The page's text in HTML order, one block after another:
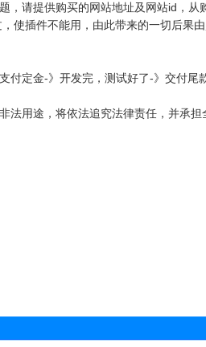
，请提供购买的网站地址及网站id，
使插件不能用，由此带来的一切后果由
付定金-》开发完，测试好了-》交付尾
法用途，将依法追究法律责任，并承担